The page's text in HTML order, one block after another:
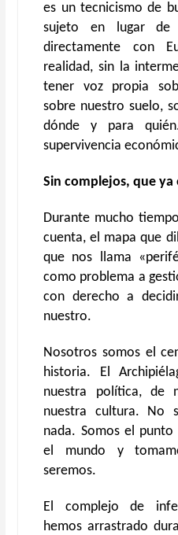
es un tecnicismo de
sujeto en lugar de
directamente con
realidad, sin la
tener voz propia
sobre nuestro suelo,
dónde y para
supervivencia
Sin complejos, que
Durante mucho
cuenta, el mapa que
que nos llama
como problema a
con derecho a
nuestro.
Nosotros somos el
historia. El
nuestra política, de
nuestra cultura. No
nada. Somos el
el mundo y
seremos.
El complejo de
hemos arrastrado